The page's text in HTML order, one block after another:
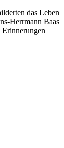
das Leben
Herrmann Baas